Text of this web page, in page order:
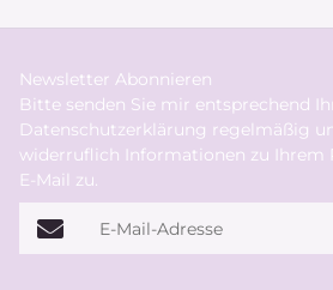
Newsletter Abonnieren
Bitte senden Sie mir entsprechend
Datenschutzerklärung regelmäßig
widerruflich Informationen zu Ihrem
E-Mail zu.
E-Mail-Adresse